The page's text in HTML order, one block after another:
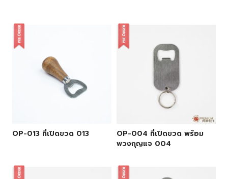
OP-013 ที่เปิดขวด 013
OP-004 ที่เปิดขวด พร้อม
พวงกุญแจ 004